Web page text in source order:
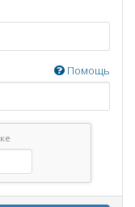
Помощь